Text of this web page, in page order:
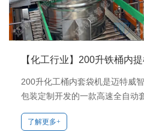
【化工行业】200升铁桶内
200升化工桶内套袋机是迈特威
包装定制开发的一款高速全自动
实现自动化生产！产品相关资料
了解更多+